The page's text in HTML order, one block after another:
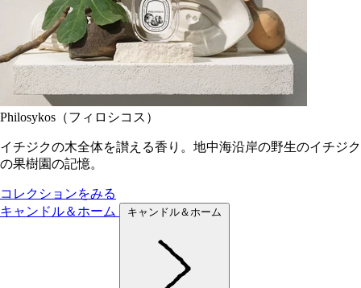
Philosykos（フィロシコス）
イチジクの木全体を讃える香り。地中海沿岸の野生のイチジク
の果樹園の記憶。
コレクションをみる
キャンドル＆ホーム
キャンドル＆ホーム